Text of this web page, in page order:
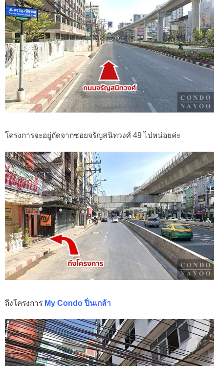
โครงการจะอยู่ถัดจากซอยจรัญสนิทวงศ์ 49 ไปหน่อยค่ะ
ถึงโครงการ My Condo ปิ่นเกล้า